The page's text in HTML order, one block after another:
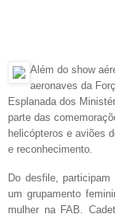
Além do show
aeronaves da
Esplanada dos
parte das
helicópteros e aviões
e reconhecimento.
Do desfile,
um grupamento
mulher na FAB.